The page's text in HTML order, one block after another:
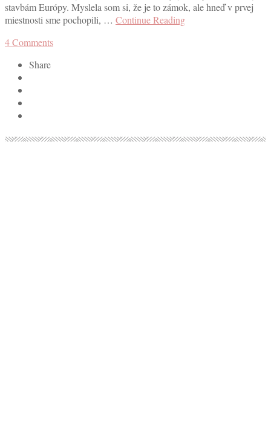
stavbám Európy. Myslela som si, že je to zámok, ale hneď v prvej
miestnosti sme pochopili, … Continue Reading
4Comments
Share